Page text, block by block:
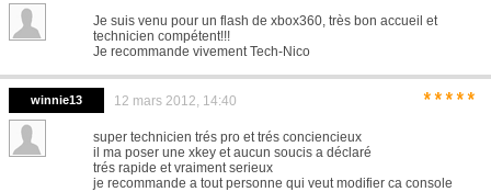
Je suis venu pour un flash de xbox360, très bon accueil et
technicien compétent!!!
Je recommande vivement Tech-Nico
winnie13 12 mars 2012, 14:40 *****
super technicien trés pro et trés conciencieux
il ma poser une xkey et aucun soucis a déclaré
trés rapide et vraiment serieux
je recommande a tout personne qui veut modifier ca console